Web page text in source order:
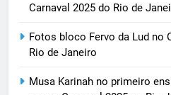
Carnaval 2025 do Rio de
Fotos bloco Fervo da Lud no
Rio de Janeiro
Musa Karinah no primeiro